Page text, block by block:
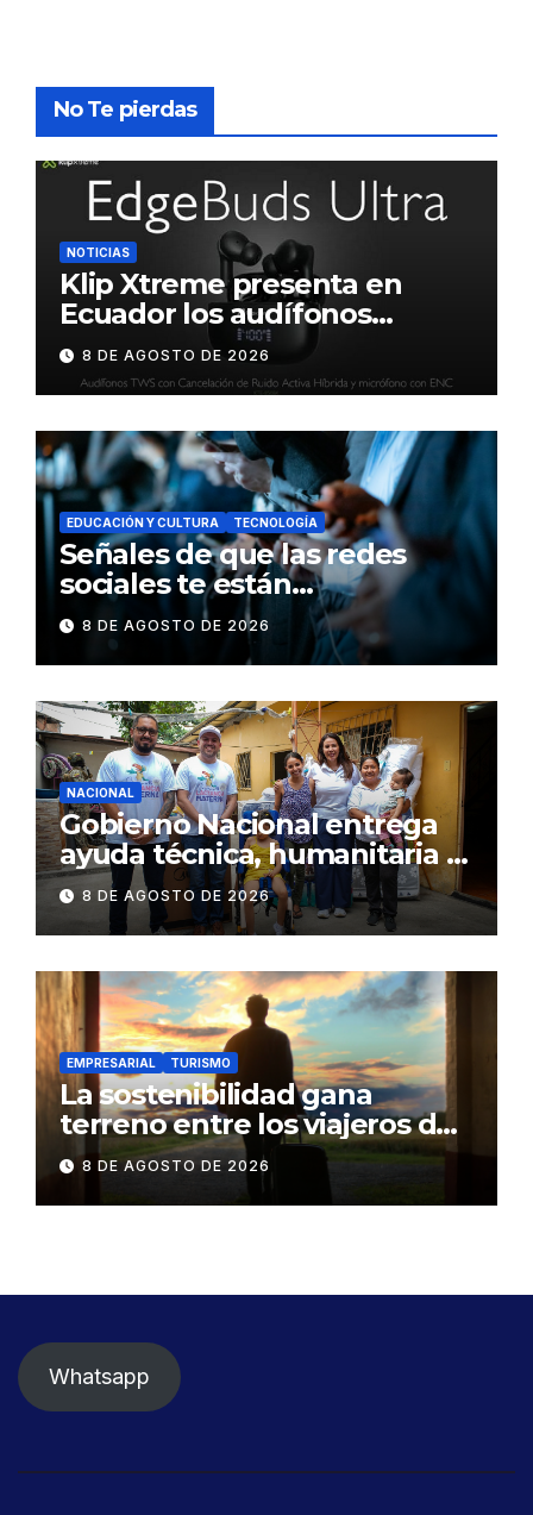
No Te pierdas
NOTICIAS
Klip Xtreme presenta en
Ecuador los audífonos
DynaBuds con sonido
inteligente y control táctil
8 DE AGOSTO DE 2026
EDUCACIÓN Y CULTURA TECNOLOGÍA
Señales de que las redes
sociales te están
consumiendo
8 DE AGOSTO DE 2026
NACIONAL
Gobierno Nacional entrega
ayuda técnica, humanitaria y
Bono Joaquín Gallegos Lara a
familia en situación de
vulnerabilidad
8 DE AGOSTO DE 2026
EMPRESARIAL TURISMO
La sostenibilidad gana
terreno entre los viajeros de
negocios
8 DE AGOSTO DE 2026
Whatsapp